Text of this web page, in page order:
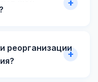
реорганизации